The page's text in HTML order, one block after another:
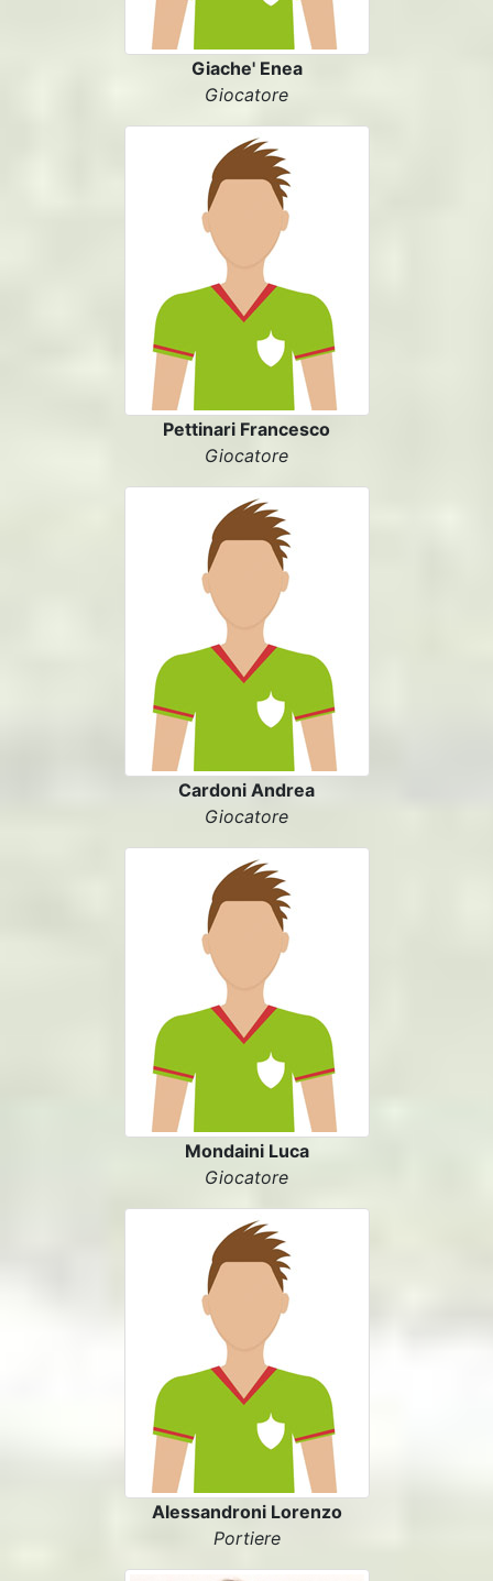
Giache' Enea
Giocatore
Pettinari Francesco
Giocatore
Cardoni Andrea
Giocatore
Mondaini Luca
Giocatore
Alessandroni Lorenzo
Portiere